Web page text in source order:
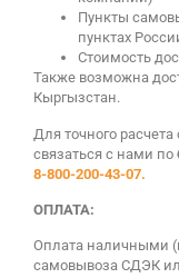
Пункты
пунктах
Стоимость
Также возможна
Кыргызстан.
Для точного
связаться с нами
8-800-200-43-07.
ОПЛАТА:
Оплата наличными
самовывоза СДЭК